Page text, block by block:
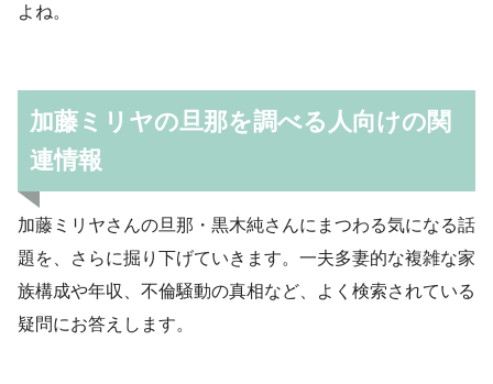
よね。
加藤ミリヤの旦那を調べる人向けの関
連情報
加藤ミリヤさんの旦那・黒木純さんにまつわる気になる話
題を、さらに掘り下げていきます。一夫多妻的な複雑な家
族構成や年収、不倫騒動の真相など、よく検索されている
疑問にお答えします。